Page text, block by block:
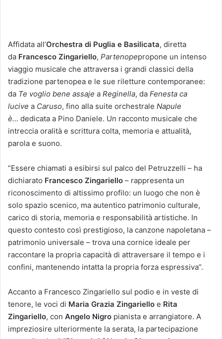
Affidata all’Orchestra di Puglia e Basilicata, diretta
da Francesco Zingariello, Partenopepropone un intenso
viaggio musicale che attraversa i grandi classici della
tradizione partenopea e le sue riletture contemporanee:
da Te voglio bene assaje a Reginella, da Fenesta ca
lucive a Caruso, fino alla suite orchestrale Napule
è… dedicata a Pino Daniele. Un racconto musicale che
intreccia oralità e scrittura colta, memoria e attualità,
parola e suono.
“Essere chiamati a esibirsi sul palco del Petruzzelli – ha
dichiarato Francesco Zingariello – rappresenta un
riconoscimento di altissimo profilo: un luogo che non è
solo spazio scenico, ma autentico patrimonio culturale,
carico di storia, memoria e responsabilità artistiche. In
questo contesto così prestigioso, la canzone napoletana –
patrimonio universale – trova una cornice ideale per
raccontare la propria capacità di attraversare il tempo e i
confini, mantenendo intatta la propria forza espressiva”.
Accanto a Francesco Zingariello sul podio e in veste di
tenore, le voci di Maria Grazia Zingariello e Rita
Zingariello, con Angelo Nigro pianista e arrangiatore. A
impreziosire ulteriormente la serata, la partecipazione